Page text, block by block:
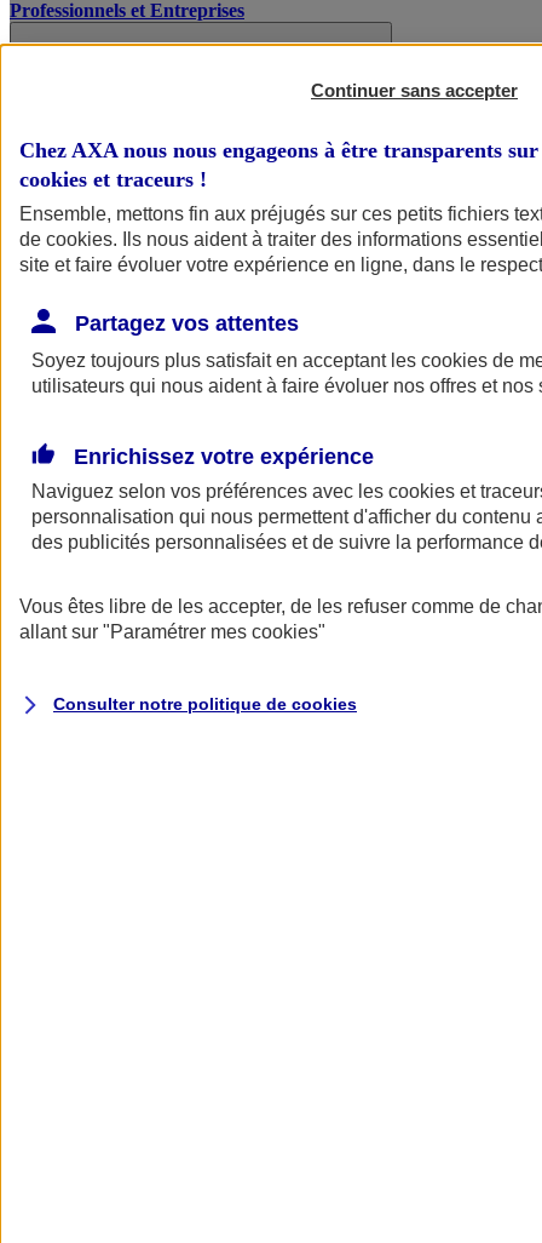
Professionnels et Entreprises
AXA Assurance
Continuer sans accepter
Chez AXA nous nous engageons à être transparents
cookies et traceurs !
Ensemble, mettons fin aux préjugés sur ces petits fichiers
de cookies. Ils nous aident à traiter des informations
site et faire évoluer votre expérience en ligne, dans le
Partagez vos attentes
Soyez toujours plus satisfait en acceptant les cookies de
utilisateurs qui nous aident à faire évoluer nos offres et nos
Enrichissez votre expérience
Naviguez selon vos préférences avec les cookies et
personnalisation qui nous permettent d'afficher du contenu
des publicités personnalisées et de suivre la performance
Vous êtes libre de les accepter, de les refuser comme de
allant sur "Paramétrer mes cookies"
Consulter notre politique de cookies